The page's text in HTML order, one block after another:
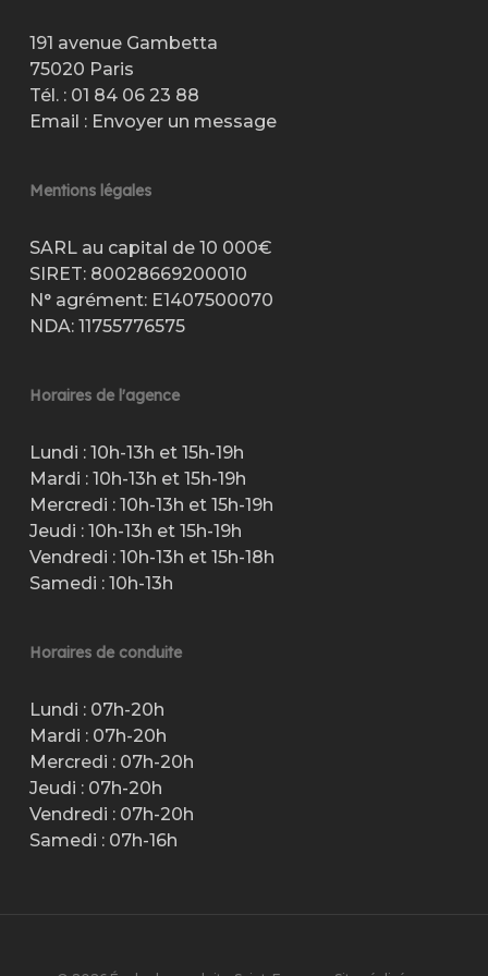
191 avenue Gambetta
75020 Paris
Tél. : 01 84 06 23 88
Email : Envoyer un message
Mentions légales
SARL au capital de 10 000€
SIRET: 80028669200010
N° agrément: E1407500070
NDA: 11755776575
Horaires de l'agence
Lundi : 10h-13h et 15h-19h
Mardi : 10h-13h et 15h-19h
Mercredi : 10h-13h et 15h-19h
Jeudi : 10h-13h et 15h-19h
Vendredi : 10h-13h et 15h-18h
Samedi : 10h-13h
Horaires de conduite
Lundi : 07h-20h
Mardi : 07h-20h
Mercredi : 07h-20h
Jeudi : 07h-20h
Vendredi : 07h-20h
Samedi : 07h-16h